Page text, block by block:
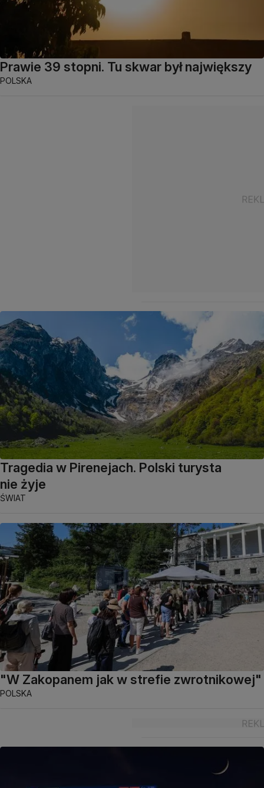
Prawie 39 stopni. Tu skwar był największy
POLSKA
Tragedia w Pirenejach. Polski turysta
nie żyje
ŚWIAT
"W Zakopanem jak w strefie zwrotnikowej"
POLSKA